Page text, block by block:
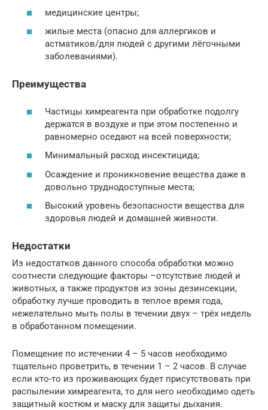
медицинские центры;
жилые места (опасно для аллергиков и
астматиков/для людей с другими лёгочными
заболеваниями).
Преимущества
Частицы химреагента при обработке подолгу
держатся в воздухе и при этом постепенно и
равномерно оседают на всей поверхности;
Минимальный расход инсектицида;
Осаждение и проникновение вещества даже в
довольно труднодоступные места;
Высокий уровень безопасности вещества для
здоровья людей и домашней живности.
Недостатки
Из недостатков данного способа обработки можно
соотнести следующие факторы –отсутствие людей и
животных, а также продуктов из зоны дезинсекции,
обработку лучше проводить в теплое время года,
нежелательно мыть полы в течении двух – трёх недель
в обработанном помещении.
Помещение по истечении 4 – 5 часов необходимо
тщательно проветрить, в течении 1 – 2 часов. В случае
если кто-то из проживающих будет присутствовать при
распылении химреагента, то для него необходимо одеть
защитный костюм и маску для защиты дыхания.